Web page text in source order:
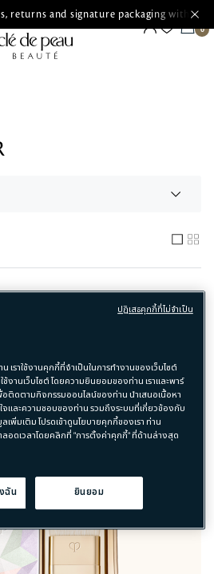
returns and signature packaging with
เราใช้งานคุกกี้ที่จำเป็นในการทำงานของเว็บไซต์
งานเว็บไซต์ โดยความยินยอมของท่าน เราและพาร์
พื่อติดตามกิจกรรมออนไลน์ของท่าน นำเสนอเนื้อหา
และความชอบของท่าน รวมถึงระบบที่เกี่ยวข้องกับ
เพิ่มเติม โปรดเข้าดูนโยบายคุกกี้ของเรา ท่าน
อดเวลาโดยคลิกที่ "การตั้งค่าคุกกี้" ที่ด้านล่างสุด
ฉัน ยินยอม
ปฏิเสธคุกกี้ที่ไม่จำเป็น